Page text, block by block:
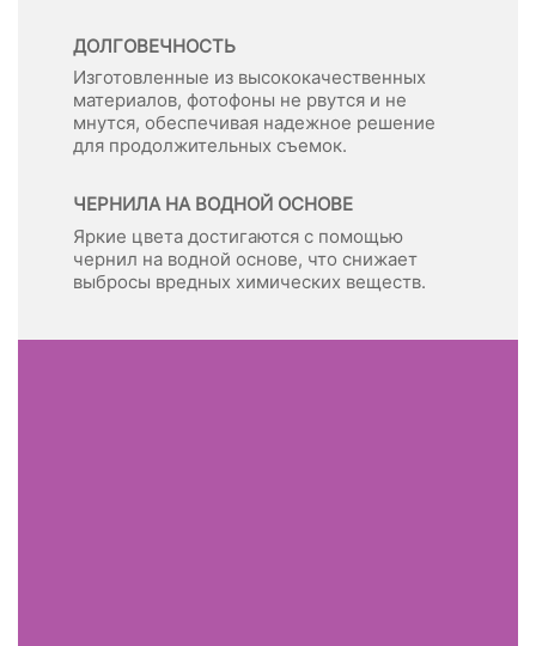
ДОЛГОВЕЧНОСТЬ
Изготовленные из высококачественных
материалов, фотофоны не рвутся и не
мнутся, обеспечивая надежное решение
для продолжительных съемок.
ЧЕРНИЛА НА ВОДНОЙ ОСНОВЕ
Яркие цвета достигаются с помощью
чернил на водной основе, что снижает
выбросы вредных химических веществ.